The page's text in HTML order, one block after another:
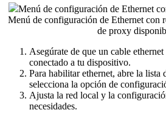
Menú de configuración de Ethernet
Menú de configuración de Ethernet con
de proxy
Asegúrate de que un cable
conectado a tu dispositivo.
Para habilitar ethernet, abre la lista
selecciona la opción de
Ajusta la red local y la
necesidades.